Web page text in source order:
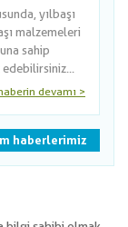
yılbaşı
malzemeleri
sahip
devamı >
haberlerimiz